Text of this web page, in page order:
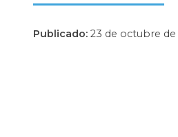
Publicado: 23 de octubre de